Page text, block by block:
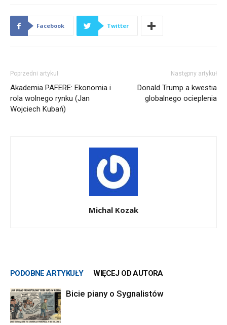
Facebook Twitter
Poprzedni artykuł
Akademia PAFERE: Ekonomia i
rola wolnego rynku (Jan
Wojciech Kubań)
Następny artykuł
Donald Trump a kwestia
globalnego ocieplenia
Michal Kozak
PODOBNE ARTYKUŁY WIĘCEJ OD AUTORA
Bicie piany o Sygnalistów